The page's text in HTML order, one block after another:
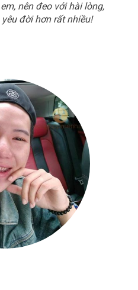
nên đeo với hài lòng,
đời hơn rất nhiều!